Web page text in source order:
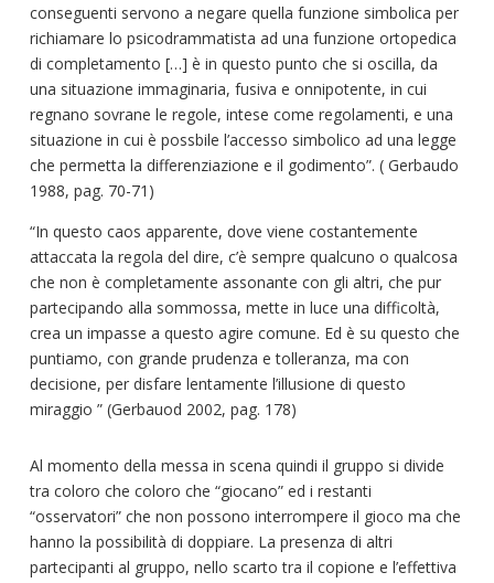
conseguenti servono a negare quella funzione simbolica per
richiamare lo psicodrammatista ad una funzione ortopedica
di completamento […] è in questo punto che si oscilla, da
una situazione immaginaria, fusiva e onnipotente, in cui
regnano sovrane le regole, intese come regolamenti, e una
situazione in cui è possbile l’accesso simbolico ad una legge
che permetta la differenziazione e il godimento”. ( Gerbaudo
1988, pag. 70-71)
“In questo caos apparente, dove viene costantemente
attaccata la regola del dire, c’è sempre qualcuno o qualcosa
che non è completamente assonante con gli altri, che pur
partecipando alla sommossa, mette in luce una difficoltà,
crea un impasse a questo agire comune. Ed è su questo che
puntiamo, con grande prudenza e tolleranza, ma con
decisione, per disfare lentamente l’illusione di questo
miraggio ” (Gerbauod 2002, pag. 178)
Al momento della messa in scena quindi il gruppo si divide
tra coloro che coloro che “giocano” ed i restanti
“osservatori” che non possono interrompere il gioco ma che
hanno la possibilità di doppiare. La presenza di altri
partecipanti al gruppo, nello scarto tra il copione e l’effettiva